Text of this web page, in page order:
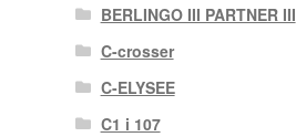
BERLINGO III PARTNER III
C-crosser
C-ELYSEE
C1 i 107